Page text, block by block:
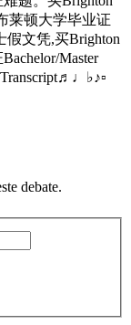
莱顿大学毕业证
假文凭,买Brighton
Master
Transcript♬♩♭♪▫
debate.